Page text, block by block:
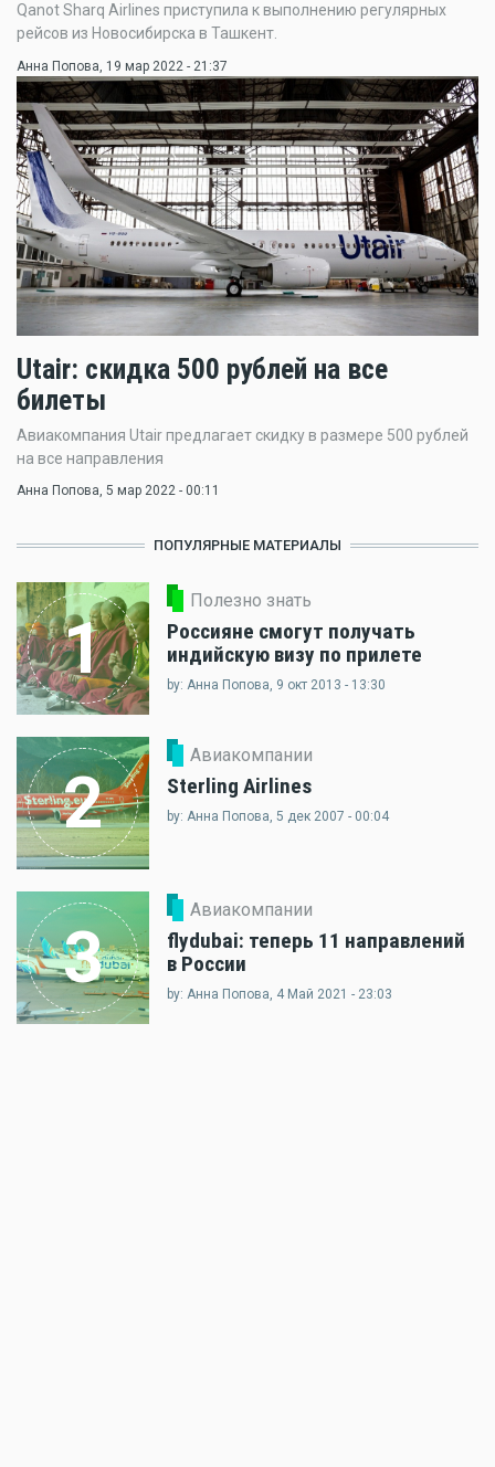
Qanot Sharq Airlines приступила к выполнению регулярных
рейсов из Новосибирска в Ташкент.
Анна Попова, 19 мар 2022 - 21:37
Utair: скидка 500 рублей на все
билеты
Авиакомпания Utair предлагает скидку в размере 500 рублей
на все направления
Анна Попова, 5 мар 2022 - 00:11
ПОПУЛЯРНЫЕ МАТЕРИАЛЫ
1
Полезно знать
Россияне смогут получать
индийскую визу по прилете
by: Анна Попова, 9 окт 2013 - 13:30
2
Авиакомпании
Sterling Airlines
by: Анна Попова, 5 дек 2007 - 00:04
3
Авиакомпании
flydubai: теперь 11 направлений
в России
by: Анна Попова, 4 Май 2021 - 23:03